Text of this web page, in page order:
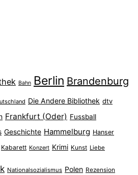
Bahn Berlin Brandenburg
Die Andere Bibliothek dtv
Frankfurt (Oder) Fussball
Geschichte Hammelburg Hanser
Kabarett Konzert Krimi Kunst Liebe
Nationalsozialismus Polen Rezension